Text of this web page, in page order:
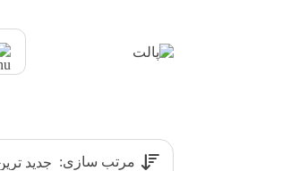
مرتب سازی: